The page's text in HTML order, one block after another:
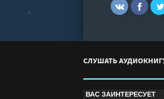
СЛУШАТЬ